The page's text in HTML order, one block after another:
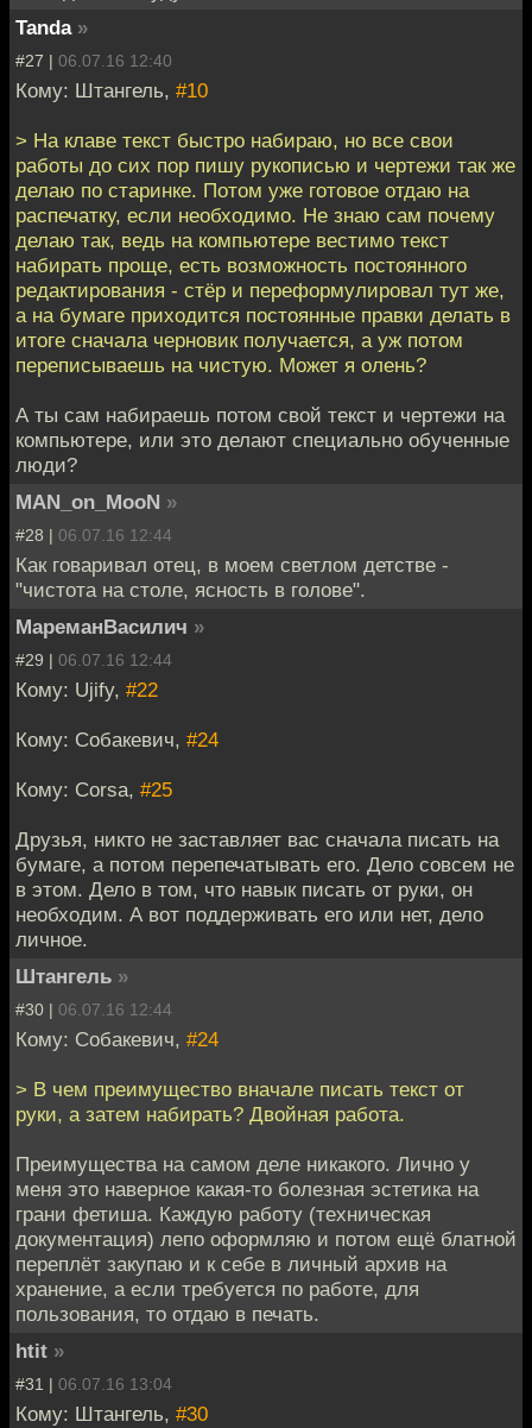
Tanda »
#27 | 06.07.16 12:40
Кому: Штангель, #10
> На клаве текст быстро набираю, но все свои
работы до сих пор пишу рукописью и чертежи так же
делаю по старинке. Потом уже готовое отдаю на
распечатку, если необходимо. Не знаю сам почему
делаю так, ведь на компьютере вестимо текст
набирать проще, есть возможность постоянного
редактирования - стёр и переформулировал тут же,
а на бумаге приходится постоянные правки делать в
итоге сначала черновик получается, а уж потом
переписываешь на чистую. Может я олень?
А ты сам набираешь потом свой текст и чертежи на
компьютере, или это делают специально обученные
люди?
MAN_on_MooN »
#28 | 06.07.16 12:44
Как говаривал отец, в моем светлом детстве -
"чистота на столе, ясность в голове".
МареманВасилич »
#29 | 06.07.16 12:44
Кому: Ujify, #22
Кому: Собакевич, #24
Кому: Corsa, #25
Друзья, никто не заставляет вас сначала писать на
бумаге, а потом перепечатывать его. Дело совсем не
в этом. Дело в том, что навык писать от руки, он
необходим. А вот поддерживать его или нет, дело
личное.
Штангель »
#30 | 06.07.16 12:44
Кому: Собакевич, #24
> В чем преимущество вначале писать текст от
руки, а затем набирать? Двойная работа.
Преимущества на самом деле никакого. Лично у
меня это наверное какая-то болезная эстетика на
грани фетиша. Каждую работу (техническая
документация) лепо оформляю и потом ещё блатной
переплёт закупаю и к себе в личный архив на
хранение, а если требуется по работе, для
пользования, то отдаю в печать.
htit »
#31 | 06.07.16 13:04
Кому: Штангель, #30